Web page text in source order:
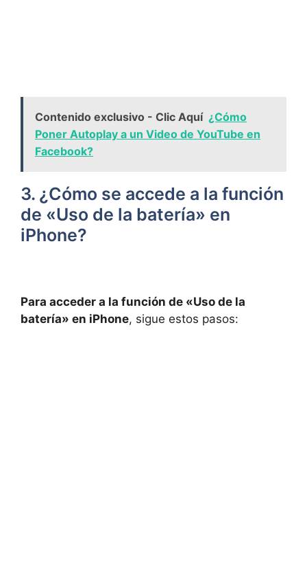
Contenido exclusivo - Clic Aquí ¿Cómo
Poner Autoplay a un Video de YouTube en
Facebook?
3. ¿Cómo se accede a la función
de «Uso de ​la batería» en
iPhone?
Para acceder a la función de «Uso de la
batería» en iPhone, sigue estos pasos: